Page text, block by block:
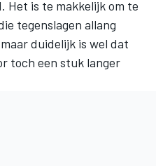
Het is te makkelijk om te
tegenslagen allang
duidelijk is wel dat
toch een stuk langer